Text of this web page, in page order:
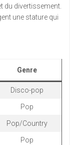
du divertissement.
une stature qui
Genre
Disco-pop
Pop
Pop/Country
Pop